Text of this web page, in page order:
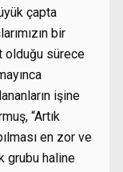
çapta
bir
olduğu sürece
işine
“Artık
en zor ve
grubu haline